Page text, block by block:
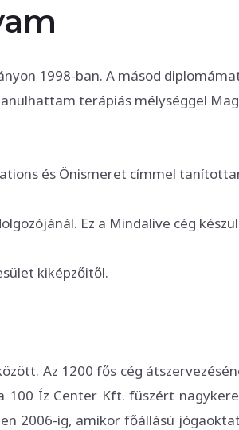
1998-ban. A másod
terápiás mélységgel
és Önismeret címmel
Ez a Mindalive cég
kiképzőitől.
Az 1200 fős cég
Íz Center Kft. füszért
2006-ig, amikor főállású